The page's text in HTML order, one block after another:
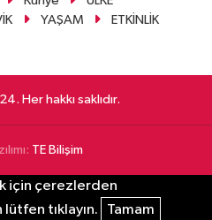
YAŞAM ETKİNLİK
Her hakkı saklıdır.
TE Bilişim
için çerezlerden
tıklayın.
Tamam